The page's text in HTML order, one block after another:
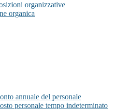
organizzative
organica
annuale del personale
personale tempo indeterminato